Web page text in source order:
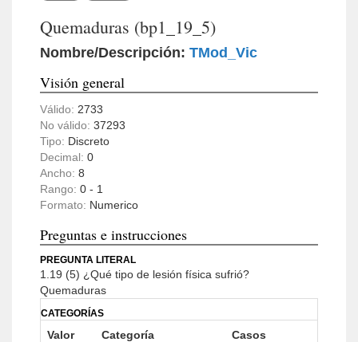
Quemaduras (bp1_19_5)
Nombre/Descripción: TMod_Vic
Visión general
Válido: 2733
No válido: 37293
Tipo: Discreto
Decimal: 0
Ancho: 8
Rango: 0 - 1
Formato: Numerico
Preguntas e instrucciones
PREGUNTA LITERAL
1.19 (5) ¿Qué tipo de lesión física sufrió?
Quemaduras
CATEGORÍAS
Valor Categoría Casos